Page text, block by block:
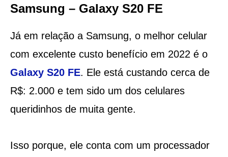
Samsung – Galaxy S20 FE
Já em relação a Samsung, o melhor celular
com excelente custo benefício em 2022 é o
Galaxy S20 FE. Ele está custando cerca de
R$: 2.000 e tem sido um dos celulares
queridinhos de muita gente.
Isso porque, ele conta com um processador